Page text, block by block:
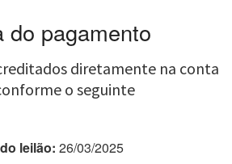
do pagamento
diretamente na conta
o seguinte
leilão: 26/03/2025